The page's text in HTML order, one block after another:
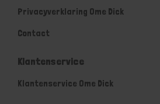
Privacyverklaring Ome Dick
Contact
Klantenservice
Klantenservice Ome Dick